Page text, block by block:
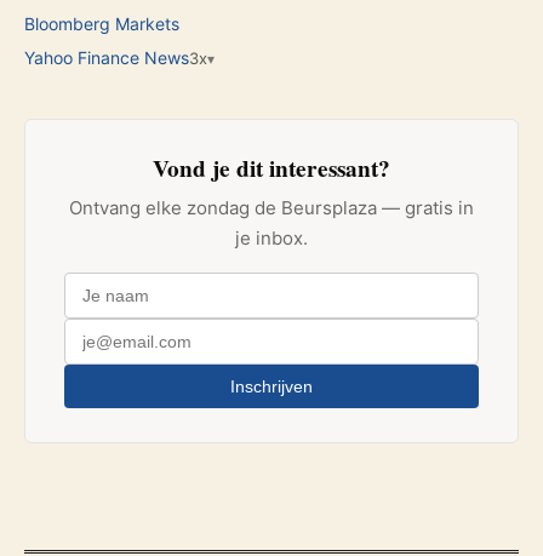
Bloomberg Markets
Yahoo Finance News3x▾
Vond je dit interessant?
Ontvang elke zondag de Beursplaza — gratis in
je inbox.
Inschrijven